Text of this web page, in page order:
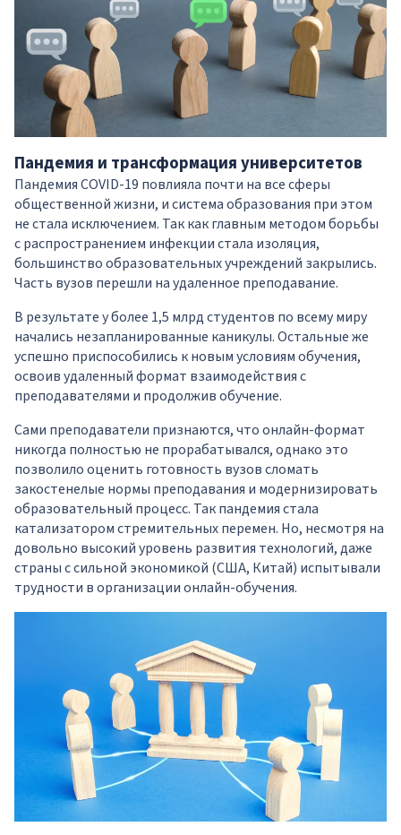
Пандемия и трансформация университетов
Пандемия COVID-19 повлияла почти на все сферы
общественной жизни, и система образования при этом
не стала исключением. Так как главным методом борьбы
с распространением инфекции стала изоляция,
большинство образовательных учреждений закрылись.
Часть вузов перешли на удаленное преподавание.
В результате у более 1,5 млрд студентов по всему миру
начались незапланированные каникулы. Остальные же
успешно приспособились к новым условиям обучения,
освоив удаленный формат взаимодействия с
преподавателями и продолжив обучение.
Сами преподаватели признаются, что онлайн-формат
никогда полностью не прорабатывался, однако это
позволило оценить готовность вузов сломать
закостенелые нормы преподавания и модернизировать
образовательный процесс. Так пандемия стала
катализатором стремительных перемен. Но, несмотря на
довольно высокий уровень развития технологий, даже
страны с сильной экономикой (США, Китай) испытывали
трудности в организации онлайн-обучения.